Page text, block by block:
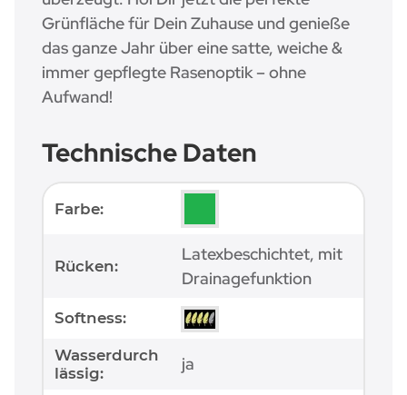
Grünfläche für Dein Zuhause und genieße
das ganze Jahr über eine satte, weiche &
immer gepflegte Rasenoptik – ohne
Aufwand!
Technische Daten
Produkteigenschaft
Wert
Farbe:
Rücken:
Latexbeschichtet, mit
Drainagefunktion
Softness:
Wasserdurch
lässig:
ja